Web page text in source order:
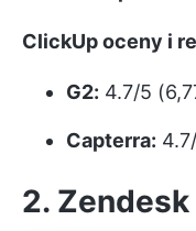
ClickUp oceny i
G2: 4.7/5
Capterra:
2. Zendesk